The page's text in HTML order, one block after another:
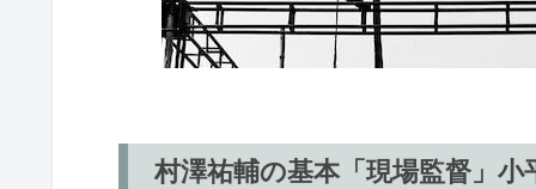
村澤祐輔の基本「現場監督」